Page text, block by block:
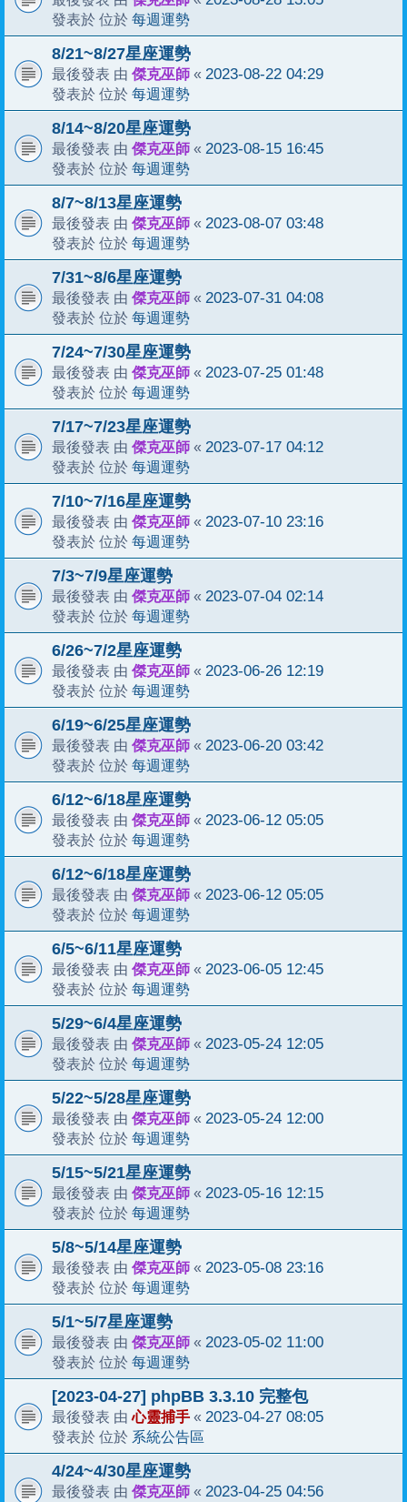
發表於 位於 每週運勢
8/21~8/27星座運勢
最後發表 由 傑克巫師 « 2023-08-22 04:29
發表於 位於 每週運勢
8/14~8/20星座運勢
最後發表 由 傑克巫師 « 2023-08-15 16:45
發表於 位於 每週運勢
8/7~8/13星座運勢
最後發表 由 傑克巫師 « 2023-08-07 03:48
發表於 位於 每週運勢
7/31~8/6星座運勢
最後發表 由 傑克巫師 « 2023-07-31 04:08
發表於 位於 每週運勢
7/24~7/30星座運勢
最後發表 由 傑克巫師 « 2023-07-25 01:48
發表於 位於 每週運勢
7/17~7/23星座運勢
最後發表 由 傑克巫師 « 2023-07-17 04:12
發表於 位於 每週運勢
7/10~7/16星座運勢
最後發表 由 傑克巫師 « 2023-07-10 23:16
發表於 位於 每週運勢
7/3~7/9星座運勢
最後發表 由 傑克巫師 « 2023-07-04 02:14
發表於 位於 每週運勢
6/26~7/2星座運勢
最後發表 由 傑克巫師 « 2023-06-26 12:19
發表於 位於 每週運勢
6/19~6/25星座運勢
最後發表 由 傑克巫師 « 2023-06-20 03:42
發表於 位於 每週運勢
6/12~6/18星座運勢
最後發表 由 傑克巫師 « 2023-06-12 05:05
發表於 位於 每週運勢
6/12~6/18星座運勢
最後發表 由 傑克巫師 « 2023-06-12 05:05
發表於 位於 每週運勢
6/5~6/11星座運勢
最後發表 由 傑克巫師 « 2023-06-05 12:45
發表於 位於 每週運勢
5/29~6/4星座運勢
最後發表 由 傑克巫師 « 2023-05-24 12:05
發表於 位於 每週運勢
5/22~5/28星座運勢
最後發表 由 傑克巫師 « 2023-05-24 12:00
發表於 位於 每週運勢
5/15~5/21星座運勢
最後發表 由 傑克巫師 « 2023-05-16 12:15
發表於 位於 每週運勢
5/8~5/14星座運勢
最後發表 由 傑克巫師 « 2023-05-08 23:16
發表於 位於 每週運勢
5/1~5/7星座運勢
最後發表 由 傑克巫師 « 2023-05-02 11:00
發表於 位於 每週運勢
[2023-04-27] phpBB 3.3.10 完整包
最後發表 由心靈捕手 « 2023-04-27 08:05
發表於 位於 系統公告區
4/24~4/30星座運勢
最後發表 由 傑克巫師 « 2023-04-25 04:56